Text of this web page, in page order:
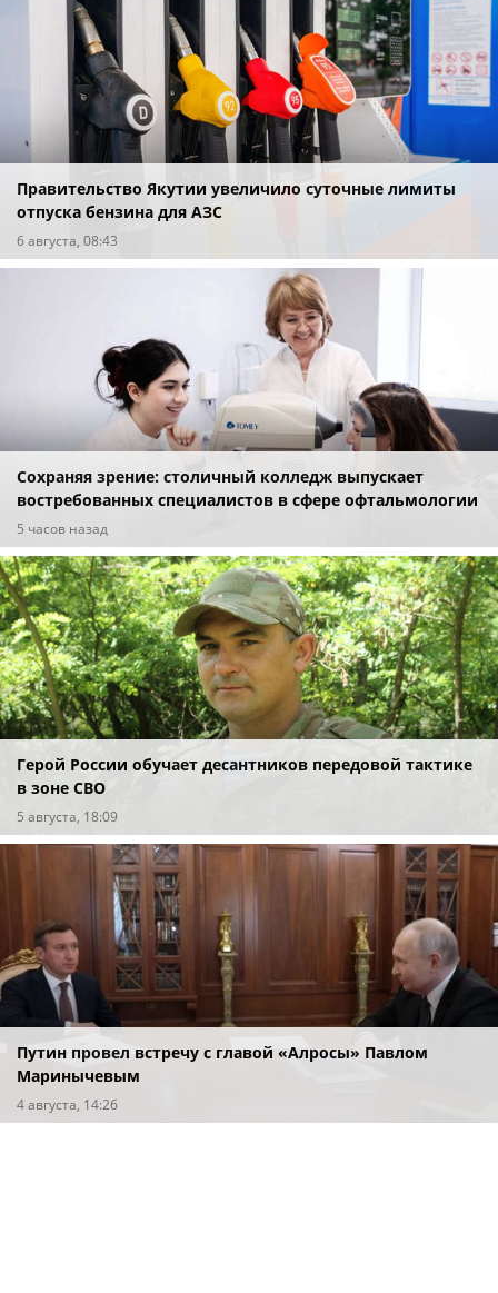
Правительство Якутии увеличило суточные лимиты
отпуска бензина для АЗС
6 августа, 08:43
Сохраняя зрение: столичный колледж выпускает
востребованных специалистов в сфере офтальмологии
5 часов назад
Герой России обучает десантников передовой тактике
в зоне СВО
5 августа, 18:09
Путин провел встречу с главой «Алросы» Павлом
Маринычевым
4 августа, 14:26